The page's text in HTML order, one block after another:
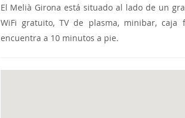
El Melià Girona está situado al lado de un
WiFi gratuito, TV de plasma, minibar,
encuentra a 10 minutos a pie.